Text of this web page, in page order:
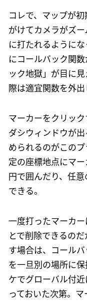
コレで、マップが
がけてカメラがズ
に打たれるように
にコールバック関
ック地獄」が目に
際は適宜関数を外出
マーカーをクリッ
ダシウィンドウが
められるのがこの
定の座標地点にマ
円で囲んだり、任
できる。
一度打ったマーカー
とで削除できるの
す場合は、コール
を一旦別の場所に
ケでグローバル付近
っておいた次第。